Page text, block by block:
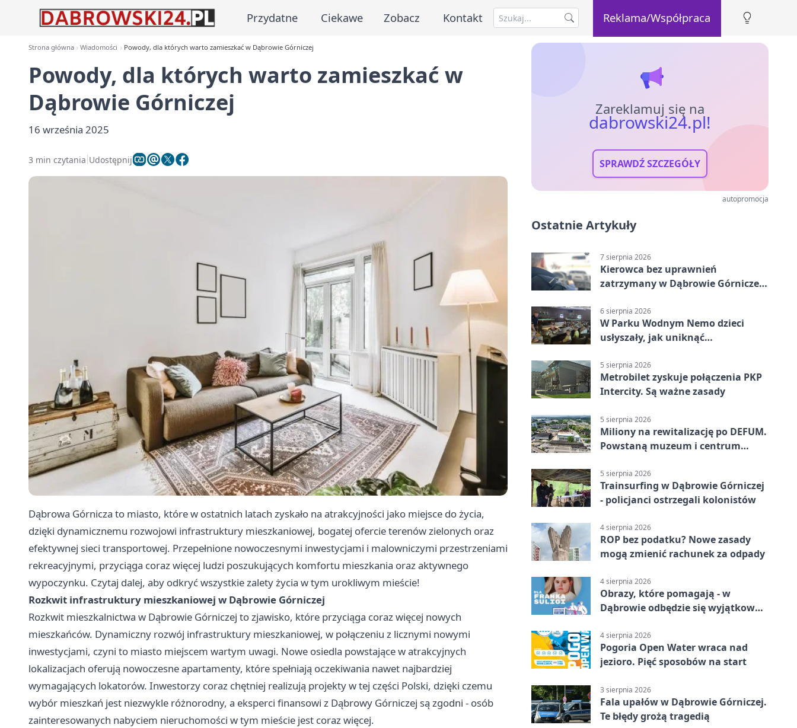
Przydatne Ciekawe Zobacz Kontakt Reklama/Współpraca
Strona główna Wiadomości Powody, dla których warto zamieszkać w Dąbrowie Górniczej
Powody, dla których warto zamieszkać w
Dąbrowie Górniczej
16 września 2025
3 min czytania Udostępnij
Dąbrowa Górnicza to miasto, które w ostatnich latach zyskało na atrakcyjności jako miejsce do życia,
dzięki dynamicznemu rozwojowi infrastruktury mieszkaniowej, bogatej ofercie terenów zielonych oraz
efektywnej sieci transportowej. Przepełnione nowoczesnymi inwestycjami i malowniczymi przestrzeniami
rekreacyjnymi, przyciąga coraz więcej ludzi poszukujących komfortu mieszkania oraz aktywnego
wypoczynku. Czytaj dalej, aby odkryć wszystkie zalety życia w tym urokliwym mieście!
Rozkwit infrastruktury mieszkaniowej w Dąbrowie Górniczej
Rozkwit mieszkalnictwa w Dąbrowie Górniczej to zjawisko, które przyciąga coraz więcej nowych
mieszkańców. Dynamiczny rozwój infrastruktury mieszkaniowej, w połączeniu z licznymi nowymi
inwestycjami, czyni to miasto miejscem wartym uwagi. Nowe osiedla powstające w atrakcyjnych
lokalizacjach oferują nowoczesne apartamenty, które spełniają oczekiwania nawet najbardziej
wymagających lokatorów. Inwestorzy coraz chętniej realizują projekty w tej części Polski, dzięki czemu
wybór mieszkań jest niezwykle różnorodny, a eksperci finansowi z Dąbrowy Górniczej są zgodni - osób
zainteresowanych nabyciem nieruchomości w tym mieście jest coraz więcej.
Zareklamuj się na
dabrowski24.pl!
SPRAWDŹ SZCZEGÓŁY
autopromocja
Ostatnie Artykuły
7 sierpnia 2026
Kierowca bez uprawnień
zatrzymany w Dąbrowie Górniczej.
6 sierpnia 2026
W Parku Wodnym Nemo dzieci
usłyszały, jak uniknąć
5 sierpnia 2026
Metrobilet zyskuje połączenia PKP
Intercity. Są ważne zasady
5 sierpnia 2026
Miliony na rewitalizację po DEFUM.
Powstaną muzeum i centrum
5 sierpnia 2026
Trainsurfing w Dąbrowie Górniczej
- policjanci ostrzegali kolonistów
4 sierpnia 2026
ROP bez podatku? Nowe zasady
mogą zmienić rachunek za odpady
4 sierpnia 2026
Obrazy, które pomagają - w
Dąbrowie odbędzie się wyjątkowa
4 sierpnia 2026
Pogoria Open Water wraca nad
jezioro. Pięć sposobów na start
3 sierpnia 2026
Fala upałów w Dąbrowie Górniczej.
Te błędy grożą tragedią